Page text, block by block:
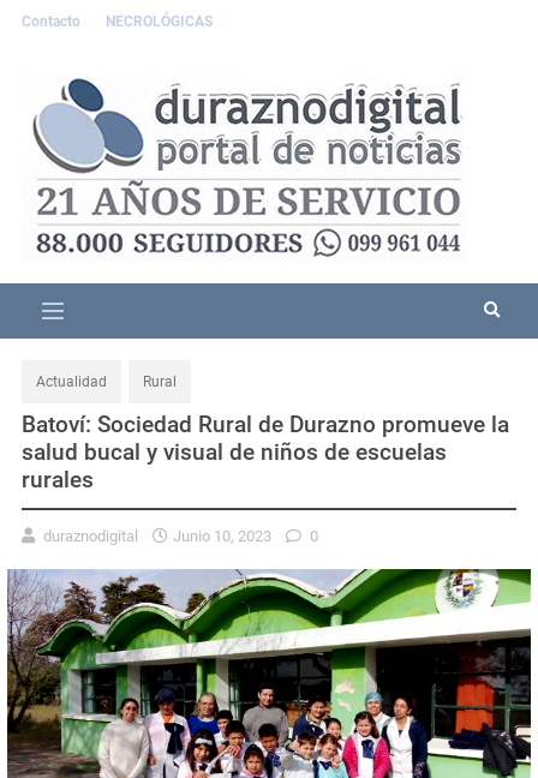
Contacto NECROLÓGICAS
Actualidad Rural
Batoví: Sociedad Rural de Durazno promueve la
salud bucal y visual de niños de escuelas
rurales
duraznodigital Junio 10, 2023 0